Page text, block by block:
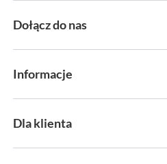
Dołącz do nas
Informacje
Dla klienta